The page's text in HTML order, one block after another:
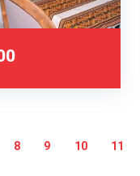
8 9 10 11